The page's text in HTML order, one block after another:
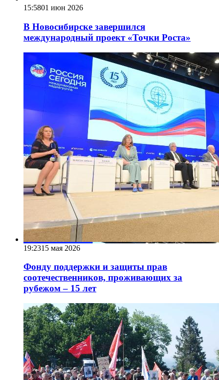
15:5801 июн 2026
В Новосибирске завершился
международный проект «Точки Роста»
19:2315 мая 2026
Фонду поддержки и защиты прав
соотечественников, проживающих за
рубежом – 15 лет